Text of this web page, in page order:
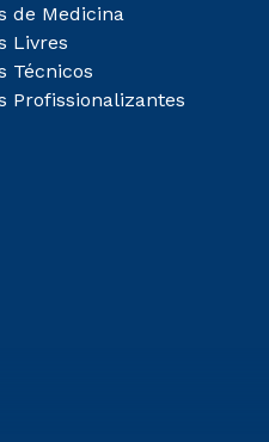
de Medicina
Livres
Técnicos
Profissionalizantes